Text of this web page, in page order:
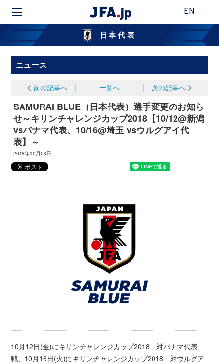
EN
日本代表
ニュース
前の記事へ 一覧へ 次の記事へ
SAMURAI BLUE（日本代表）選手変更のお知ら
せ～キリンチャレンジカップ2018【10/12@新潟
vsパナマ代表、10/16@埼玉 vsウルグアイ代
表】～
2018年10月08日
10月12日(金)にキリンチャレンジカップ2018 対パナマ代表
戦、10月16日(火)にキリンチャレンジカップ2018 対ウルグア